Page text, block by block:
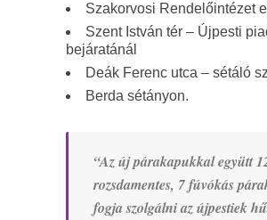
Szakorvosi Rendelőintézet
Szent István tér – Újpesti
bejáratánál
Deák Ferenc utca – sétáló
Berda sétányon.
“Az új párakapukkal együtt
rozsdamentes, 7 fúvókás
fogja szolgálni az újpestiek